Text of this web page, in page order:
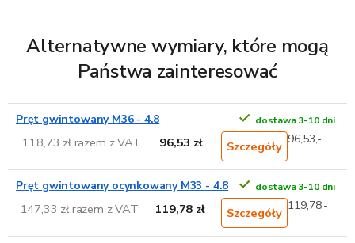
Alternatywne wymiary, które mogą
Państwa zainteresować
Pręt gwintowany M36 - 4.8 dostawa 3-10 dni
118,73 zł razem z VAT 96,53 zł Szczegóły 96,53,-
Pręt gwintowany ocynkowany M33 - 4.8 dostawa 3-10 dni
147,33 zł razem z VAT 119,78 zł Szczegóły 119,78,-